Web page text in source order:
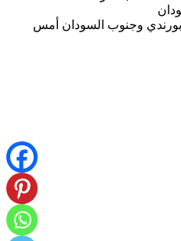
بورندي وجنوب السودان أمس